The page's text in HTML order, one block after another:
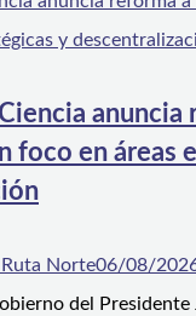
anuncia
foco en áreas
Ruta Norte06/08/
del